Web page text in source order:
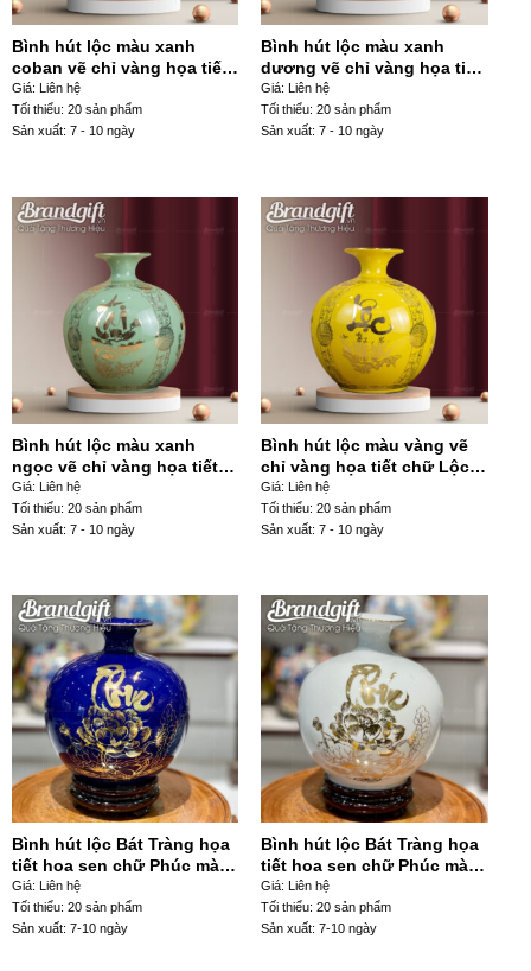
Bình hút lộc màu xanh
coban vẽ chỉ vàng họa tiết
chữ Tài in decal BHL-54
Giá: Liên hệ
Tối thiểu: 20 sản phẩm
Sản xuất: 7 - 10 ngày
Bình hút lộc màu xanh
dương vẽ chỉ vàng họa tiết
chữ tài in decal BHL-51
Giá: Liên hệ
Tối thiểu: 20 sản phẩm
Sản xuất: 7 - 10 ngày
Bình hút lộc màu xanh
ngọc vẽ chỉ vàng họa tiết
chữ tài in decal BHL-45
Giá: Liên hệ
Tối thiểu: 20 sản phẩm
Sản xuất: 7 - 10 ngày
Bình hút lộc màu vàng vẽ
chỉ vàng họa tiết chữ Lộc
in decal BHL-59
Giá: Liên hệ
Tối thiểu: 20 sản phẩm
Sản xuất: 7 - 10 ngày
Bình hút lộc Bát Tràng họa
tiết hoa sen chữ Phúc màu
xanh dương BHL-34
Giá: Liên hệ
Tối thiểu: 20 sản phẩm
Sản xuất: 7-10 ngày
Bình hút lộc Bát Tràng họa
tiết hoa sen chữ Phúc màu
trắng BHL-32
Giá: Liên hệ
Tối thiểu: 20 sản phẩm
Sản xuất: 7-10 ngày